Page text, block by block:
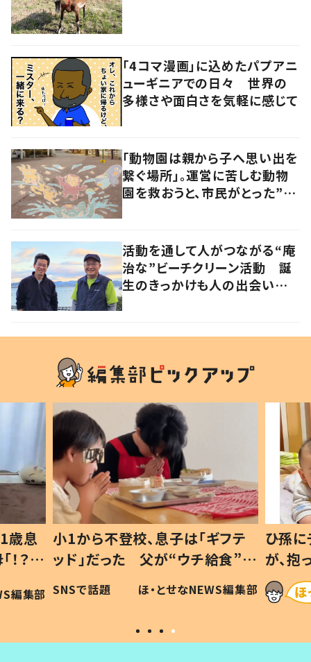
「4コマ漫画」に込めたパプアニ
ューギニアでの日々 世界の
多様さや面白さを気軽に感じて
「動物園は親から子へ思い出を
繋ぐ場所」。運営に苦しむ動物
園を救おうと、市民がとった”あ
活動を通して人がつながる“庵
治な”ビーチクリーン活動 誕
生のきっかけも人の出会いだっ
歳息
？」
編集部
小1から不登校、息子は「ギフテ
ッド」だった 父が“ウチ給食”を
作り続ける理由とは #令和の親
#令和の子
SNSで話題 ほ・とせなNEWS編集部
ひ孫
が、
「涙が
い」